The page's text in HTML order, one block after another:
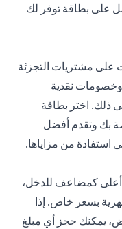
على بطاقة توفر لك
على مشتريات التجزئة
وخصومات نقدية
ذلك. اختر بطاقة
بك وتقدم أفضل
من مزاياها.
أعلى كمضاعف للدخل،
بسعر خاص. إذا
يمكنك حجز أي مبلغ